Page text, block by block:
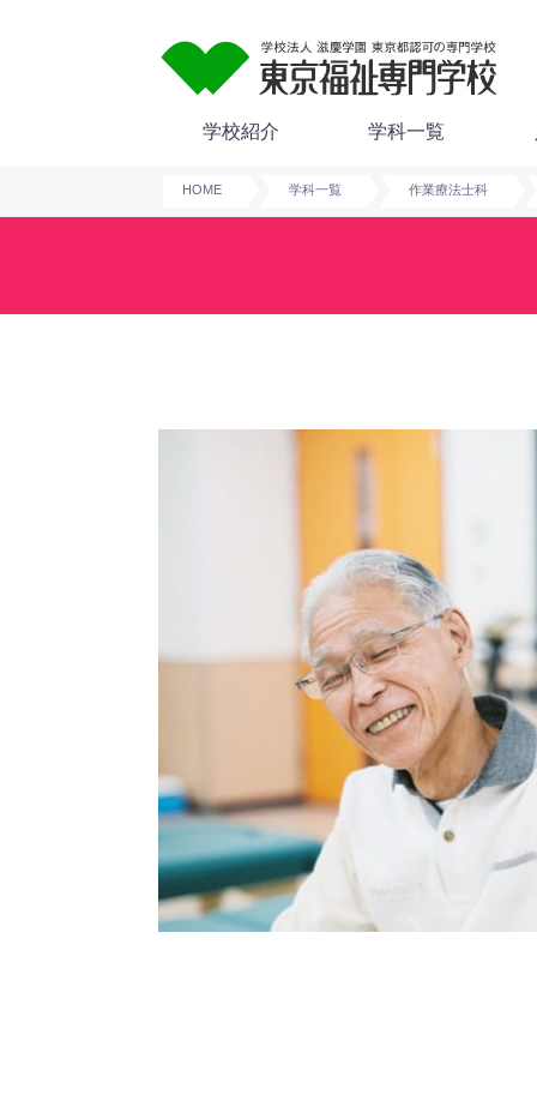
学校紹介 学科一覧
HOME 学科一覧 作業療法士科